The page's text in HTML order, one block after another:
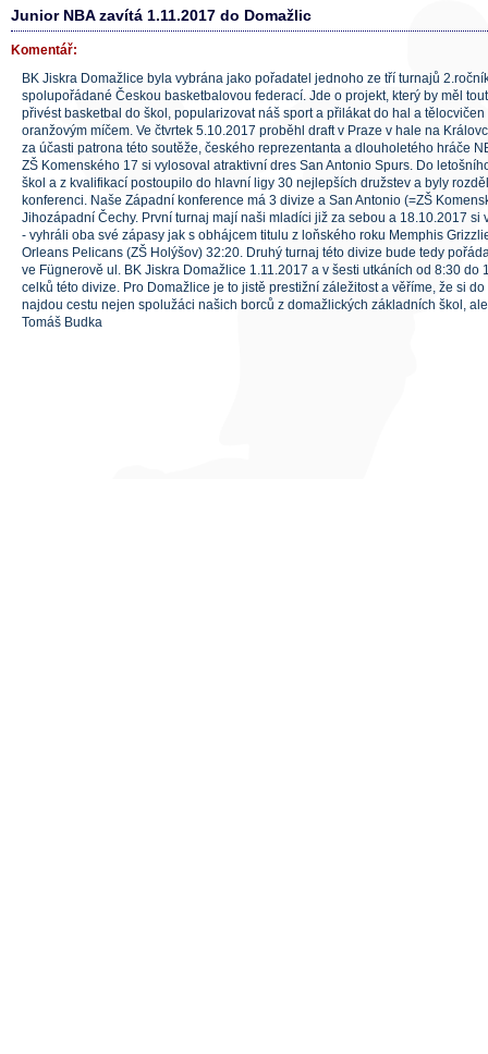
Junior NBA zavítá 1.11.2017 do Domažlic
Komentář:
BK Jiskra Domažlice byla vybrána jako pořadatel jednoho ze tří turnajů
spolupořádané Českou basketbalovou federací. Jde o projekt, který by měl
přivést basketbal do škol, popularizovat náš sport a přilákat do hal a
oranžovým míčem. Ve čtvrtek 5.10.2017 proběhl draft v Praze v hale na
za účasti patrona této soutěže, českého reprezentanta a dlouholetého hráče
ZŠ Komenského 17 si vylosoval atraktivní dres San Antonio Spurs. Do
škol a z kvalifikací postoupilo do hlavní ligy 30 nejlepších družstev a byly
konferenci. Naše Západní konference má 3 divize a San Antonio (=ZŠ
Jihozápadní Čechy. První turnaj mají naši mladíci již za sebou a 18.10.2017 si
- vyhráli oba své zápasy jak s obhájcem titulu z loňského roku Memphis
Orleans Pelicans (ZŠ Holýšov) 32:20. Druhý turnaj této divize bude tedy
ve Fügnerově ul. BK Jiskra Domažlice 1.11.2017 a v šesti utkáních od 8:30 do
celků této divize. Pro Domažlice je to jistě prestižní záležitost a věříme, že si
najdou cestu nejen spolužáci našich borců z domažlických základních škol,
Tomáš Budka